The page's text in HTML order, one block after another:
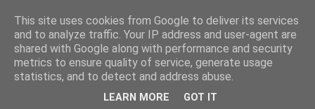
This site uses cookies from Google to deliver its services
and to analyze traffic. Your IP address and user-agent are
shared with Google along with performance and security
metrics to ensure quality of service, generate usage
statistics, and to detect and address abuse.
LEARN MORE GOT IT